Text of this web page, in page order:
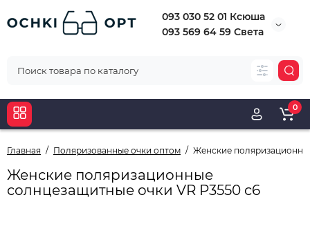
093 030 52 01 Ксюша
093 569 64 59 Света
0
Главная Поляризованные очки оптом Женские
Женские поляризационные
солнцезащитные очки VR P3550 c6